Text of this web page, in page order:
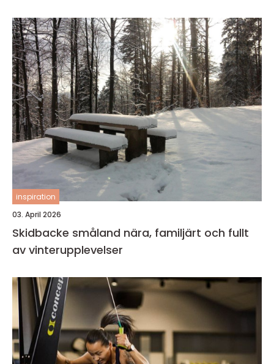
inspiration
03. April 2026
Skidbacke småland nära, familjärt och fullt
av vinterupplevelser